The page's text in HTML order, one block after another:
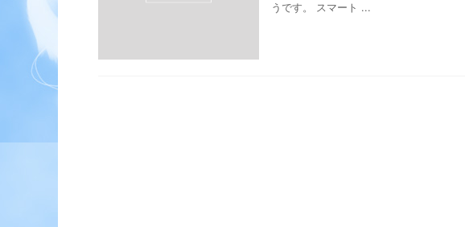
うです。 スマート ...